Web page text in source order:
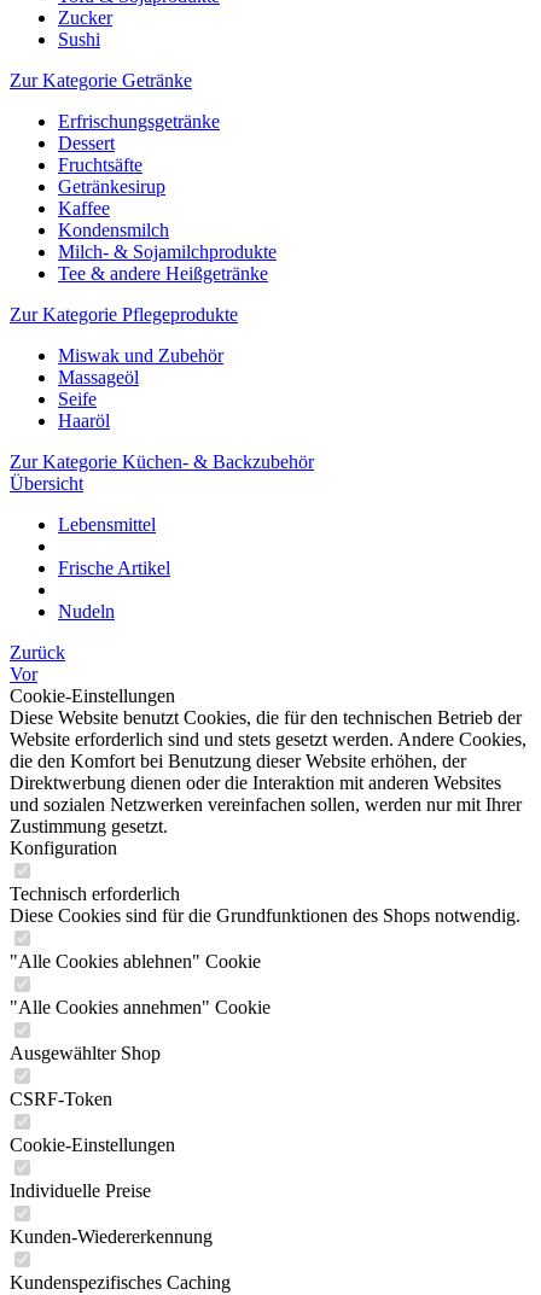
Zucker
Sushi
Zur Kategorie Getränke
Erfrischungsgetränke
Dessert
Fruchtsäfte
Getränkesirup
Kaffee
Kondensmilch
Milch- & Sojamilchprodukte
Tee & andere Heißgetränke
Zur Kategorie Pflegeprodukte
Miswak und Zubehör
Massageöl
Seife
Haaröl
Zur Kategorie Küchen- & Backzubehör
Übersicht
Lebensmittel
Frische Artikel
Nudeln
Zurück
Vor
Cookie-Einstellungen
Diese Website benutzt Cookies, die für den technischen Betrieb der
Website erforderlich sind und stets gesetzt werden. Andere Cookies,
die den Komfort bei Benutzung dieser Website erhöhen, der
Direktwerbung dienen oder die Interaktion mit anderen Websites
und sozialen Netzwerken vereinfachen sollen, werden nur mit Ihrer
Zustimmung gesetzt.
Konfiguration
Technisch erforderlich
Diese Cookies sind für die Grundfunktionen des Shops notwendig.
"Alle Cookies ablehnen" Cookie
"Alle Cookies annehmen" Cookie
Ausgewählter Shop
CSRF-Token
Cookie-Einstellungen
Individuelle Preise
Kunden-Wiedererkennung
Kundenspezifisches Caching